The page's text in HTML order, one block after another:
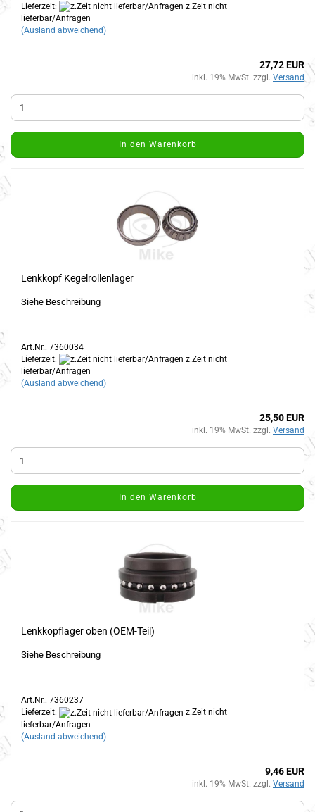
Lieferzeit:
z.Zeit nicht
lieferbar/Anfragen
(Ausland abweichend)
27,72 EUR
inkl. 19% MwSt. zzgl. Versand
In den Warenkorb
Lenkkopf Kegelrollenlager
Siehe Beschreibung
Art.Nr.: 7360034
Lieferzeit:
z.Zeit nicht
lieferbar/Anfragen
(Ausland abweichend)
25,50 EUR
inkl. 19% MwSt. zzgl. Versand
In den Warenkorb
Lenkkopflager oben (OEM-Teil)
Siehe Beschreibung
Art.Nr.: 7360237
Lieferzeit:
z.Zeit nicht
lieferbar/Anfragen
(Ausland abweichend)
9,46 EUR
inkl. 19% MwSt. zzgl. Versand